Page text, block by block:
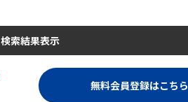
検索結果表示
無料会員登録はこちら